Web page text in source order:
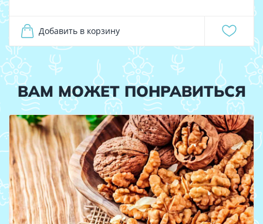
Добавить в корзину
ВАМ МОЖЕТ ПОНРАВИТЬСЯ